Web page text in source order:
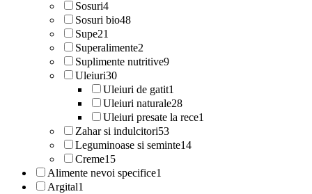
Sosuri4
Sosuri bio48
Supe21
Superalimente2
Suplimente nutritive9
Uleiuri30
Uleiuri de gatit1
Uleiuri naturale28
Uleiuri presate la rece1
Zahar si indulcitori53
Leguminoase si seminte14
Creme15
Alimente nevoi specifice1
Argital1